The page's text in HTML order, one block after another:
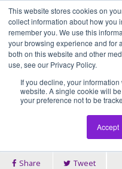
This website stores cookies on
collect information about how you
remember you. We use this
your browsing experience and for
both on this website and other
use, see our Privacy Policy.
If you decline, your
website. A single cookie will
your preference not to be
Accept
コロナ時代
ワード
Share Tweet